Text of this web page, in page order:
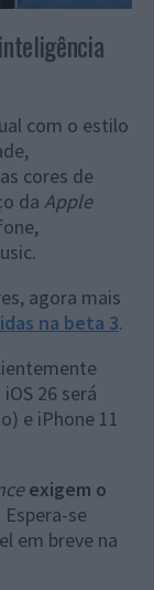
com o estilo
cores de
da Apple
agora mais
na beta 3.
26 será
e iPhone 11
exigem o
Espera-se
em breve na